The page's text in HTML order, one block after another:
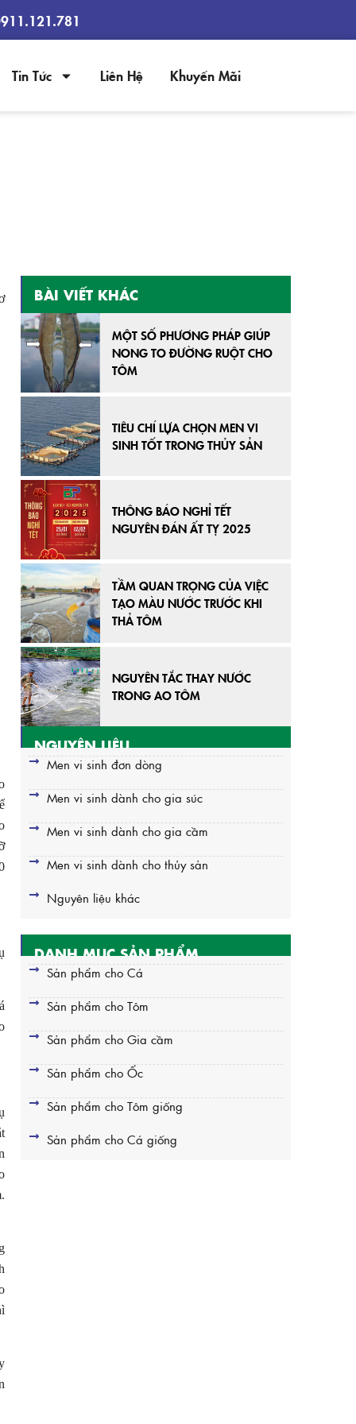
Tin Tức Liên Hệ Khuyến Mãi
BÀI VIẾT KHÁC
MỘT SỐ PHƯƠNG PHÁP GIÚP
NONG TO ĐƯỜNG RUỘT CHO
TÔM
TIÊU CHÍ LỰA CHỌN MEN VI
SINH TỐT TRONG THỦY SẢN
THÔNG BÁO NGHỈ TẾT
NGUYÊN ĐÁN ẤT TỴ 2025
TẦM QUAN TRỌNG CỦA VIỆC
TẠO MÀU NƯỚC TRƯỚC KHI
THẢ TÔM
NGUYÊN TẮC THAY NƯỚC
TRONG AO TÔM
NGUYÊN LIỆU
Men vi sinh đơn dòng
Men vi sinh dành cho gia súc
Men vi sinh dành cho gia cầm
Men vi sinh dành cho thủy sản
Nguyên liệu khác
DANH MỤC SẢN PHẨM
Sản phẩm cho Cá
Sản phẩm cho Tôm
Sản phẩm cho Gia cầm
Sản phẩm cho Ốc
Sản phẩm cho Tôm giống
Sản phẩm cho Cá giống